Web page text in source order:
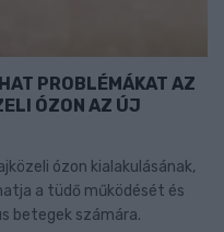
PROBLÉMÁKAT AZ
ÓZON AZ ÚJ
ózon kialakulásának,
a tüdő működését és
betegek számára.